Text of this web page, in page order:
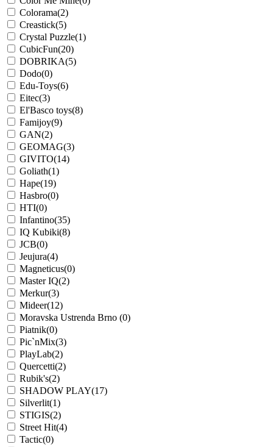
Colorama(2)
Creastick(5)
Crystal Puzzle(1)
CubicFun(20)
DOBRIKA(5)
Dodo(0)
Edu-Toys(6)
Eitec(3)
El'Basco toys(8)
Famijoy(9)
GAN(2)
GEOMAG(3)
GIVITO(14)
Goliath(1)
Hape(19)
Hasbro(0)
HTI(0)
Infantino(35)
IQ Kubiki(8)
JCB(0)
Jeujura(4)
Magneticus(0)
Master IQ(2)
Merkur(3)
Mideer(12)
Moravska Ustrenda Brno (0)
Piatnik(0)
Pic`nMix(3)
PlayLab(2)
Quercetti(2)
Rubik's(2)
SHADOW PLAY(17)
Silverlit(1)
STIGIS(2)
Street Hit(4)
Tactic(0)